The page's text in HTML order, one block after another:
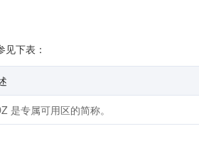
下表：
是专属可用区的简称。